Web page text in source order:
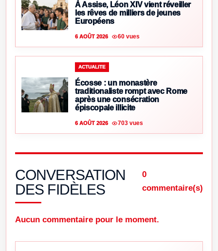
À Assise, Léon XIV vient réveiller
les rêves de milliers de jeunes
Européens
6 AOÛT 2026 60 vues
ACTUALITE
Écosse : un monastère
traditionaliste rompt avec Rome
après une consécration
épiscopale illicite
6 AOÛT 2026 703 vues
CONVERSATION
DES FIDÈLES
0
commentaire(s)
Aucun commentaire pour le moment.